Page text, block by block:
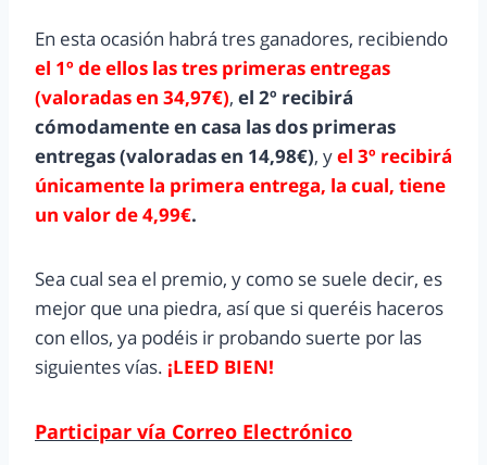
En esta ocasión habrá tres ganadores, recibiendo
el 1º de ellos las tres primeras entregas
(valoradas en 34,97€), el 2º recibirá
cómodamente en casa las dos primeras
entregas (valoradas en 14,98€), yel 3º recibirá
únicamente la primera entrega, la cual, tiene
un valor de 4,99€.
Sea cual sea el premio, y como se suele decir, es
mejor que una piedra, así que si queréis haceros
con ellos, ya podéis ir probando suerte por las
siguientes vías. ¡LEED BIEN!
Participar vía Correo Electrónico